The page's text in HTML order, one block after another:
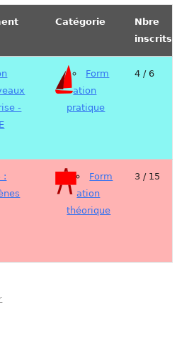
Catégorie
Nbre
inscrits
-
Form
ation
pratique
4 / 6
:
Form
ation
théorique
3 / 15